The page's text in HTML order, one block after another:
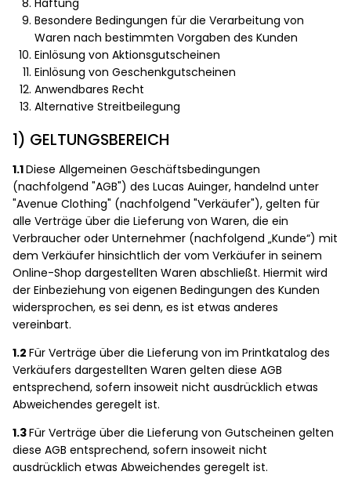
Haftung
Besondere Bedingungen für die Verarbeitung von
Waren nach bestimmten Vorgaben des Kunden
Einlösung von Aktionsgutscheinen
Einlösung von Geschenkgutscheinen
Anwendbares Recht
Alternative Streitbeilegung
1) GELTUNGSBEREICH
1.1Diese Allgemeinen Geschäftsbedingungen
(nachfolgend "AGB") des Lucas Auinger, handelnd unter
"Avenue Clothing" (nachfolgend "Verkäufer"), gelten für
alle Verträge über die Lieferung von Waren, die ein
Verbraucher oder Unternehmer (nachfolgend „Kunde“) mit
dem Verkäufer hinsichtlich der vom Verkäufer in seinem
Online-Shop dargestellten Waren abschließt. Hiermit wird
der Einbeziehung von eigenen Bedingungen des Kunden
widersprochen, es sei denn, es ist etwas anderes
vereinbart.
1.2 Für Verträge über die Lieferung von im Printkatalog des
Verkäufers dargestellten Waren gelten diese AGB
entsprechend, sofern insoweit nicht ausdrücklich etwas
Abweichendes geregelt ist.
1.3Für Verträge über die Lieferung von Gutscheinen gelten
diese AGB entsprechend, sofern insoweit nicht
ausdrücklich etwas Abweichendes geregelt ist.